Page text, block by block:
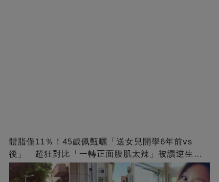
體脂僅11％！45歲佩甄曬「送女兒開學6年前vs
後」 超狂對比「一轉正面腹肌太辣」被讚逆生
長：媽媽變姊姊❤